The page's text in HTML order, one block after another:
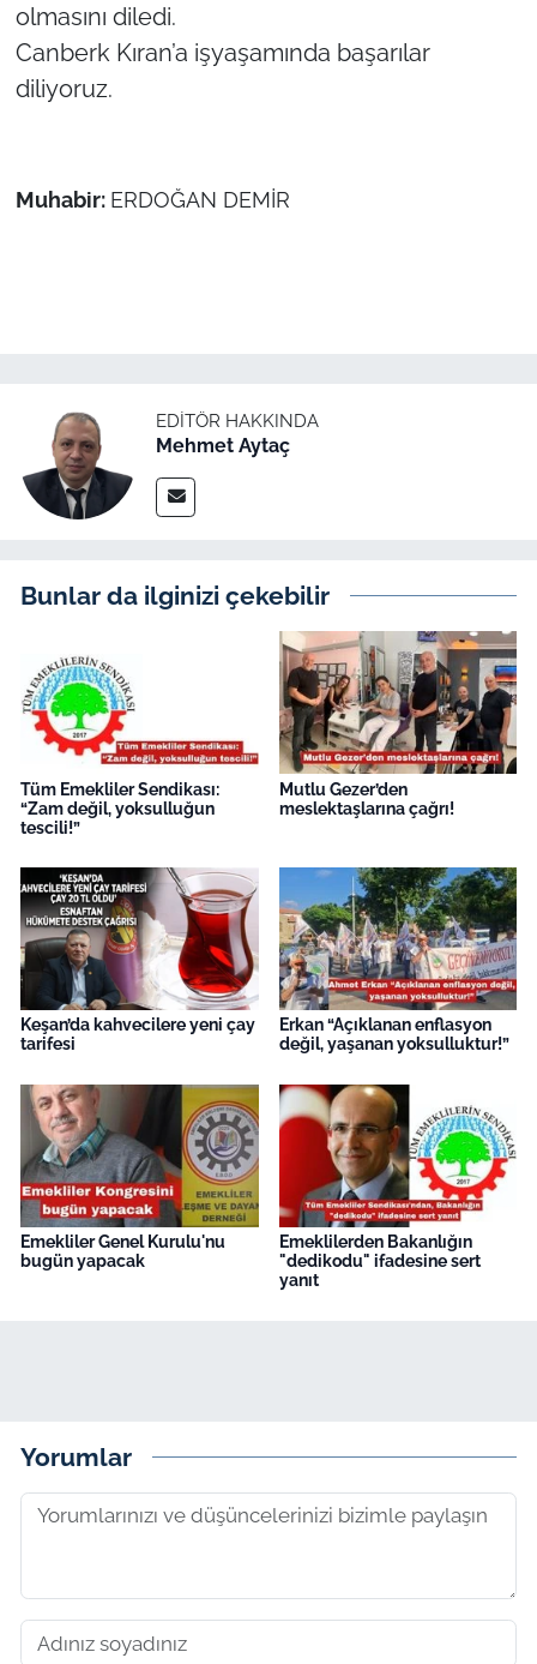
olmasını diledi.
Canberk Kıran’a işyaşamında başarılar
diliyoruz.
Muhabir: ERDOĞAN DEMİR
EDITÖR HAKKINDA
Mehmet Aytaç
Bunlar da ilginizi çekebilir
Tüm Emekliler Sendikası:
“Zam değil, yoksulluğun
tescili!”
Mutlu Gezer’den
meslektaşlarına çağrı!
Keşan’da kahvecilere yeni çay
tarifesi
Erkan “Açıklanan enflasyon
değil, yaşanan yoksulluktur!”
Emekliler Genel Kurulu'nu
bugün yapacak
Emeklilerden Bakanlığın
"dedikodu" ifadesine sert
yanıt
Yorumlar
Güvenlik
İş Dünyası
Bilim Teknoloji
Canlı Maç
Finans
Genel-A
Gündem-Eğitim